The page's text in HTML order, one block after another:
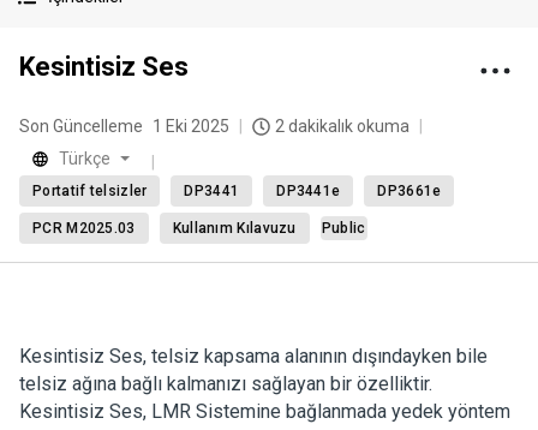
Kesintisiz Ses
Son Güncelleme 1 Eki 2025
2 dakikalık okuma
Türkçe
Portatif telsizler DP3441 DP3441e DP3661e
PCR M2025.03 Kullanım Kılavuzu Public
Kesintisiz Ses, telsiz kapsama alanının dışındayken bile
telsiz ağına bağlı kalmanızı sağlayan bir özelliktir.
Kesintisiz Ses, LMR Sistemine bağlanmada yedek yöntem